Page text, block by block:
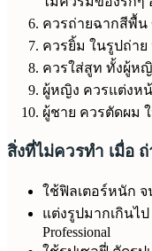
ควรถ่ายฉากสีพื้น
ควรยิ้ม ในรูปถ่า
ควรใส่สูท ทั้งผู้ห
ผู้หญิง ควรแต่งห
ผู้ชาย ควรตัดผม
สิ่งที่ไม่ควรทำ เมื่อ
ใช้ฟิลเตอร์หนัก
แต่งรูปมากเกินไ
Professional